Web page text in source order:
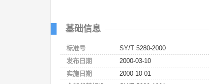
基础信息
标准号
SY/T 5280-2000
发布日期
2000-03-10
实施日期
2000-10-01